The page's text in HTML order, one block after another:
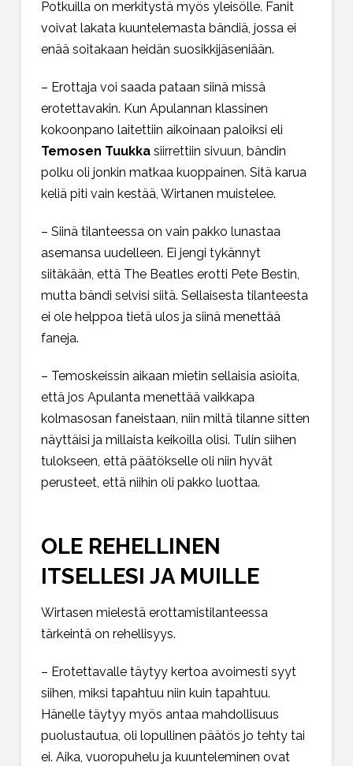
Potkuilla on merkitystä myös yleisölle. Fanit
voivat lakata kuuntelemasta bändiä, jossa ei
enää soitakaan heidän suosikkijäseniään.
– Erottaja voi saada pataan siinä missä
erotettavakin. Kun Apulannan klassinen
kokoonpano laitettiin aikoinaan paloiksi eli
Temosen Tuukkasiirrettiin sivuun, bändin
polku oli jonkin matkaa kuoppainen. Sitä karua
keliä piti vain kestää, Wirtanen muistelee.
– Siinä tilanteessa on vain pakko lunastaa
asemansa uudelleen. Ei jengi tykännyt
siitäkään, että The Beatles erotti Pete Bestin,
mutta bändi selvisi siitä. Sellaisesta tilanteesta
ei ole helppoa tietä ulos ja siinä menettää
faneja.
– Temoskeissin aikaan mietin sellaisia asioita,
että jos Apulanta menettää vaikkapa
kolmasosan faneistaan, niin miltä tilanne sitten
näyttäisi ja millaista keikoilla olisi. Tulin siihen
tulokseen, että päätökselle oli niin hyvät
perusteet, että niihin oli pakko luottaa.
OLE REHELLINEN
ITSELLESI JA MUILLE
Wirtasen mielestä erottamistilanteessa
tärkeintä on rehellisyys.
– Erotettavalle täytyy kertoa avoimesti syyt
siihen, miksi tapahtuu niin kuin tapahtuu.
Hänelle täytyy myös antaa mahdollisuus
puolustautua, oli lopullinen päätös jo tehty tai
ei. Aika, vuoropuhelu ja kuunteleminen ovat